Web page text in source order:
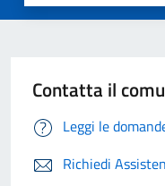
Contatta il
Leggi le
Richiedi